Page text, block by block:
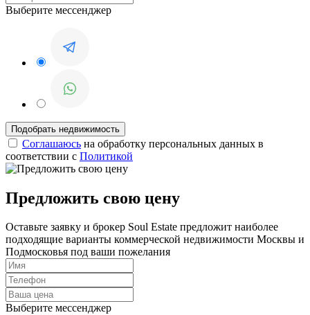
Выберите мессенджер
Соглашаюсь на обработку персональных данных в
соответствии с Политикой
Предложить свою цену
Оставьте заявку и брокер Soul Estate предложит наиболее
подходящие варианты коммерческой недвижимости Москвы и
Подмосковья под ваши пожелания
Выберите мессенджер